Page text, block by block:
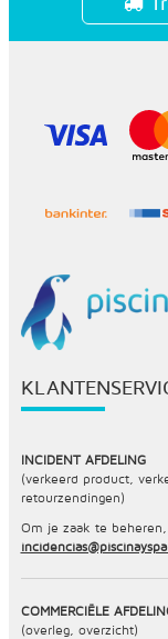
INCIDENT AFDELING
(verkeerd product,
retourzendingen)
Om je zaak te
COMMERCIËLE
(overleg, overzicht)